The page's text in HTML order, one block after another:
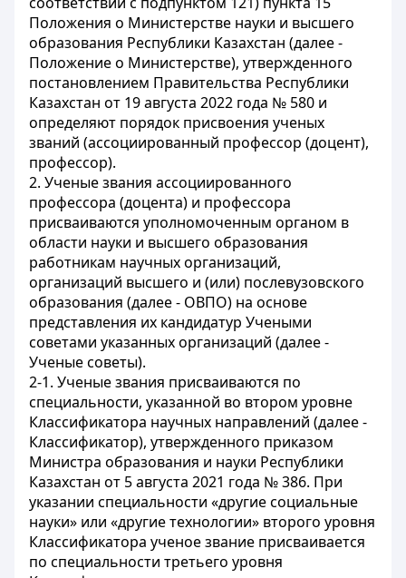
Положения о Министерстве науки и высшего
образования Республики Казахстан (далее -
Положение о Министерстве), утвержденного
постановлением Правительства Республики
Казахстан от 19 августа 2022 года № 580 и
определяют порядок присвоения ученых
званий (ассоциированный профессор (доцент),
профессор).
2. Ученые звания ассоциированного
профессора (доцента) и профессора
присваиваются уполномоченным органом в
области науки и высшего образования
работникам научных организаций,
организаций высшего и (или) послевузовского
образования (далее - ОВПО) на основе
представления их кандидатур Учеными
советами указанных организаций (далее -
Ученые советы).
2-1. Ученые звания присваиваются по
специальности, указанной во втором уровне
Классификатора научных направлений (далее -
Классификатор), утвержденного приказом
Министра образования и науки Республики
Казахстан от 5 августа 2021 года № 386. При
указании специальности «другие социальные
науки» или «другие технологии» второго уровня
Классификатора ученое звание присваивается
по специальности третьего уровня